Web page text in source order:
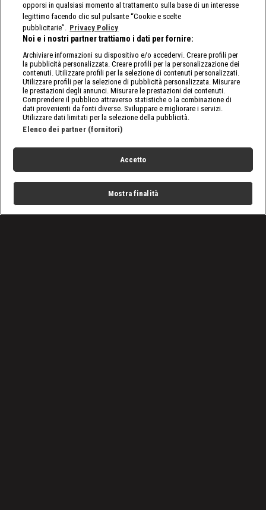
opporsi in qualsiasi momento al trattamento sulla base di un interesse
legittimo facendo clic sul pulsante “Cookie e scelte
pubblicitarie”. Privacy Policy
Noi e i nostri partner trattiamo i dati per fornire:
Archiviare informazioni su dispositivo e/o accedervi. Creare profili per
la pubblicità personalizzata. Creare profili per la personalizzazione dei
contenuti. Utilizzare profili per la selezione di contenuti personalizzati.
Utilizzare profili per la selezione di pubblicità personalizzata. Misurare
le prestazioni degli annunci. Misurare le prestazioni dei contenuti.
Comprendere il pubblico attraverso statistiche o la combinazione di
dati provenienti da fonti diverse. Sviluppare e migliorare i servizi.
Utilizzare dati limitati per la selezione della pubblicità.
Elenco dei partner (fornitori)
Accetto
Mostra finalità